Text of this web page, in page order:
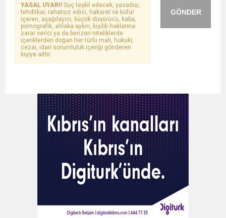
GÖNDER
YASAL UYARI! Suç teşkil edecek, yasadışı,
tehditkar, rahatsız edici, hakaret ve küfür
içeren, aşağılayıcı, küçük düşürücü, kaba,
pornografik, ahlaka aykırı, kişilik haklarına
zarar verici ya da benzeri niteliklerde
içeriklerden doğan her türlü mali, hukuki,
cezai, idari sorumluluk içeriği gönderen
kişiye aittir.